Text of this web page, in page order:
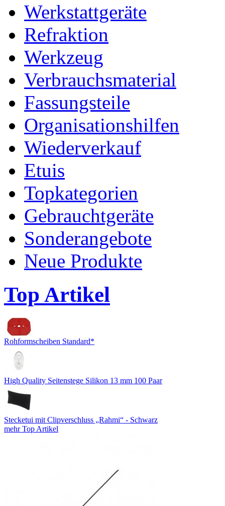
Werkstattgeräte
Refraktion
Werkzeug
Verbrauchsmaterial
Fassungsteile
Organisationshilfen
Wiederverkauf
Etuis
Topkategorien
Gebrauchtgeräte
Sonderangebote
Neue Produkte
Top Artikel
Rohformscheiben Standard*
High Quality Seitenstege Silikon 13 mm 100 Paar
Stecketui mit Clipverschluss „Rahmi“ - Schwarz
mehr Top Artikel